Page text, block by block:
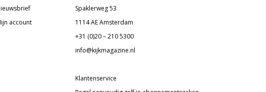
account
Spaklerweg 53
1114 AE Amsterdam
+31 (0)20 – 210 5300
info@kijkmagazine.nl
Klantenservice